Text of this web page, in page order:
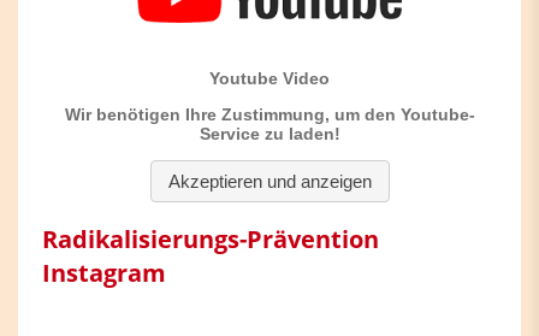
Radikalisierungs-Prävention
Instagram